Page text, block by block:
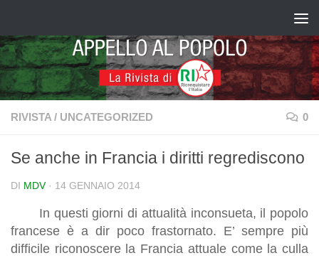
RIVISTA / UNCATEGORIZED 0
Se anche in Francia i diritti regrediscono
DI MDV · 14 GENNAIO 2014
In questi giorni di attualità inconsueta, il popolo
francese è a dir poco frastornato. E’ sempre più
difficile riconoscere la Francia attuale come la culla